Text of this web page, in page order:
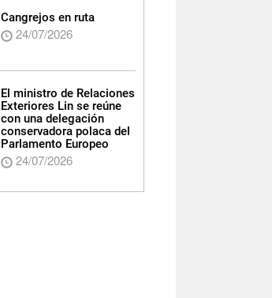
Cangrejos en ruta
24/07/2026
El ministro de Relaciones
Exteriores Lin se reúne
con una delegación
conservadora polaca del
Parlamento Europeo
24/07/2026